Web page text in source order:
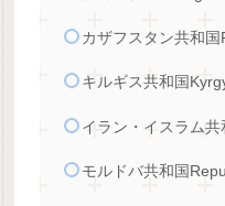
カザフスタン共和
キルギス共和国
イラン・イスラム
モルドバ共和国